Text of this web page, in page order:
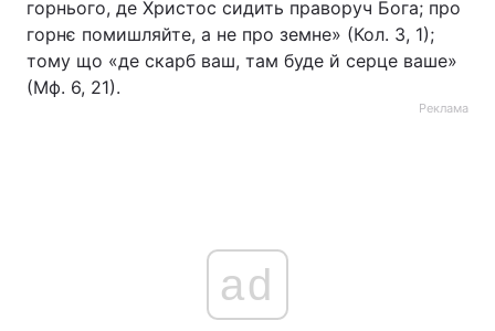
горнього, де Христос сидить праворуч Бога; про
горнє помишляйте, а не про земне» (Кол. 3, 1);
тому що «де скарб ваш, там буде й серце ваше»
(Мф. 6, 21).
Реклама
ad